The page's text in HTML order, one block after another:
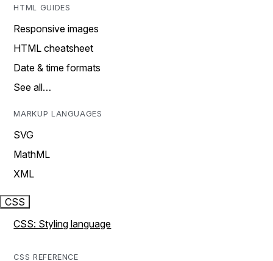
HTML GUIDES
Responsive images
HTML cheatsheet
Date & time formats
See all…
MARKUP LANGUAGES
SVG
MathML
XML
CSS
CSS: Styling language
CSS REFERENCE